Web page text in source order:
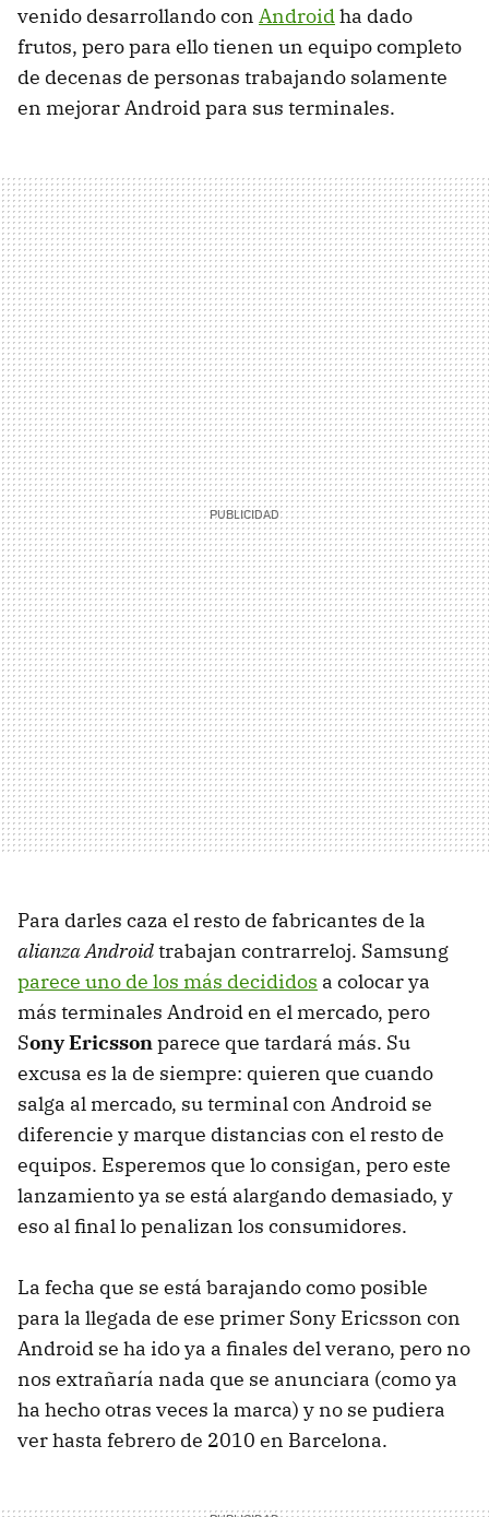
venido desarrollando con Androidha dado
frutos, pero para ello tienen un equipo completo
de decenas de personas trabajando solamente
en mejorar Android para sus terminales.
Para darles caza el resto de fabricantes de la
alianza Androidtrabajan contrarreloj. Samsung
parece uno de los más decididos a colocar ya
más terminales Android en el mercado, pero
Sony Ericssonparece que tardará más. Su
excusa es la de siempre: quieren que cuando
salga al mercado, su terminal con Android se
diferencie y marque distancias con el resto de
equipos. Esperemos que lo consigan, pero este
lanzamiento ya se está alargando demasiado, y
eso al final lo penalizan los consumidores.
La fecha que se está barajando como posible
para la llegada de ese primer Sony Ericsson con
Android se ha ido ya a finales del verano, pero no
nos extrañaría nada que se anunciara (como ya
ha hecho otras veces la marca) y no se pudiera
ver hasta febrero de 2010 en Barcelona.